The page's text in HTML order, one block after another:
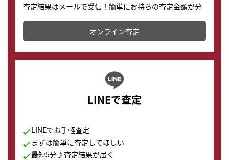
査定結果はメールで受信！簡単にお持ちの査定金額が分
かります。
オンライン査定
LINEで査定
LINEでお手軽査定
まずは簡単に査定してほしい
最短5分♪査定結果が届く